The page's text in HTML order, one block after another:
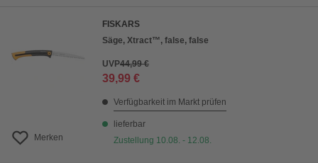
Merken
FISKARS
Säge, Xtract™, false, false
UVP44,99 €
39,99 €
Verfügbarkeit im Markt prüfen
lieferbar
Zustellung 10.08. - 12.08.